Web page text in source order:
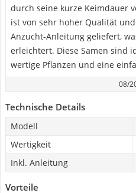
durch seine kurze Keimdauer
ist von sehr hoher Qualität
Anzucht-Anleitung geliefert,
erleichtert. Diese Samen sind
wertige Pflanzen und eine
08/
Technische Details
Modell
Wertigkeit
Inkl. Anleitung
Vorteile